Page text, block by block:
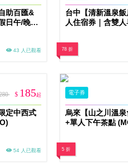
助百匯&
日午/晚餐
43 人已觀看
台中【清新溫泉
人住宿券｜含雙
78 折
$ 185起
定中西式
54 人已觀看
電子券
烏來【山之川溫
+單人下午茶點
5 折